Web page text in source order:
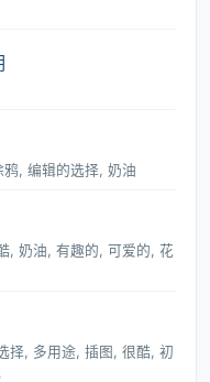
, 编辑的选择, 奶油
, 奶油, 有趣的, 可爱的, 花
择, 多用途, 插图, 很酷, 初